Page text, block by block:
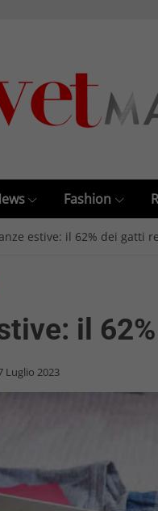
Fashion
estive: il 62% dei gatti
il
Luglio 2023